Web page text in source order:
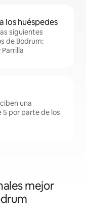
los huéspedes
siguientes
de Bodrum:
una
5 por parte de los
mejor